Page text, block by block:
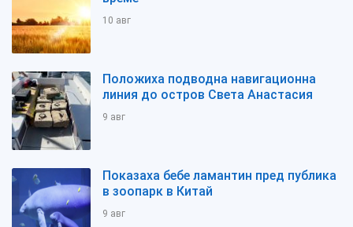
10 авг
Положиха подводна навигационна
линия до остров Света Анастасия
9 авг
Показаха бебе ламантин пред публика
в зоопарк в Китай
9 авг